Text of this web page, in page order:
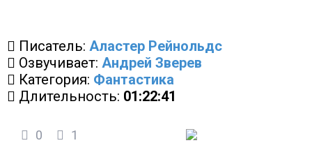
Писатель: Аластер Рейнольдс
Озвучивает: Андрей Зверев
Категория: Фантастика
Длительность: 01:22:41
0 1